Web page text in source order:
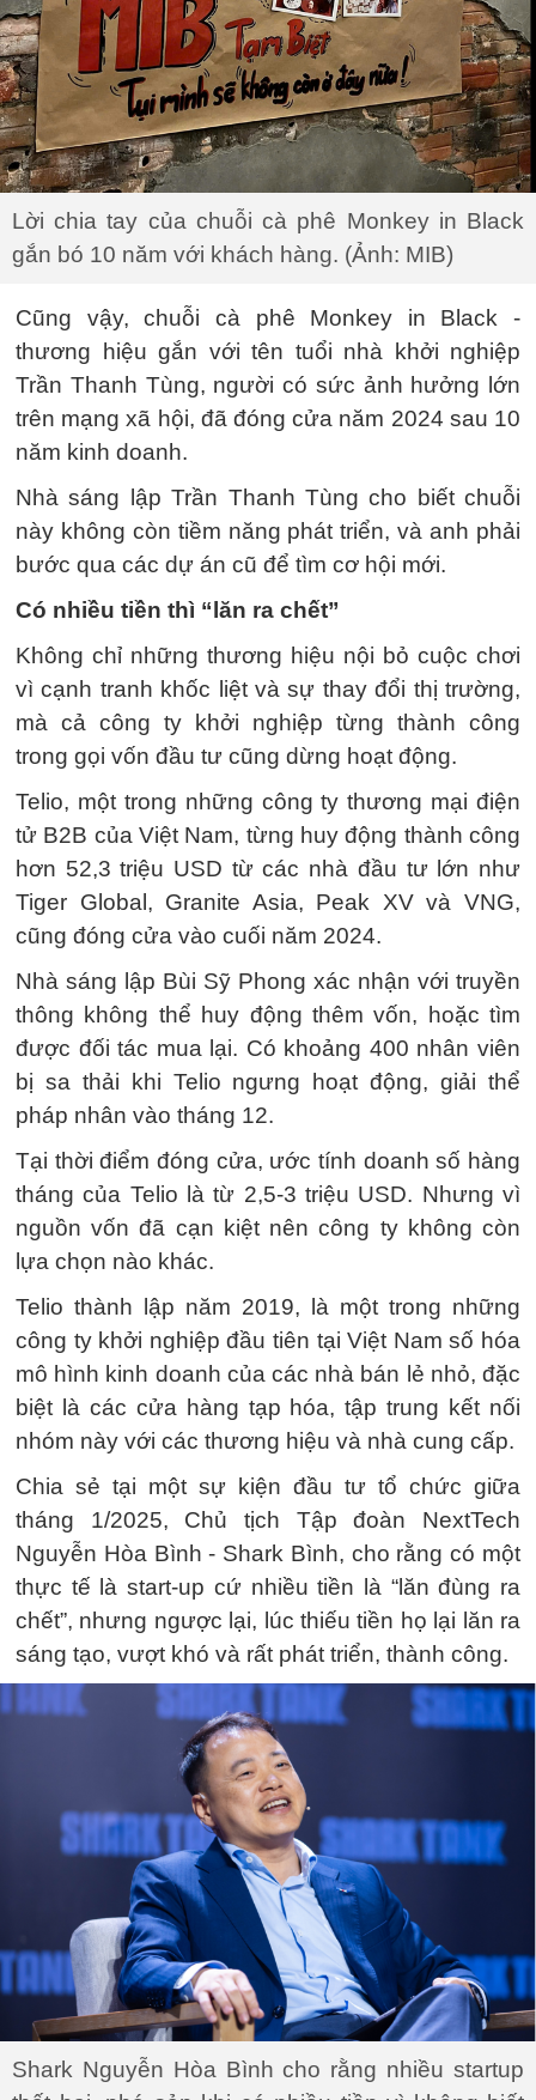
Lời chia tay của chuỗi cà phê Monkey in Black
gắn bó 10 năm với khách hàng. (Ảnh: MIB)
Cũng vậy, chuỗi cà phê Monkey in Black -
thương hiệu gắn với tên tuổi nhà khởi nghiệp
Trần Thanh Tùng, người có sức ảnh hưởng lớn
trên mạng xã hội, đã đóng cửa năm 2024 sau 10
năm kinh doanh.
Nhà sáng lập Trần Thanh Tùng cho biết chuỗi
này không còn tiềm năng phát triển, và anh phải
bước qua các dự án cũ để tìm cơ hội mới.
Có nhiều tiền thì “lăn ra chết”
Không chỉ những thương hiệu nội bỏ cuộc chơi
vì cạnh tranh khốc liệt và sự thay đổi thị trường,
mà cả công ty khởi nghiệp từng thành công
trong gọi vốn đầu tư cũng dừng hoạt động.
Telio, một trong những công ty thương mại điện
tử B2B của Việt Nam, từng huy động thành công
hơn 52,3 triệu USD từ các nhà đầu tư lớn như
Tiger Global, Granite Asia, Peak XV và VNG,
cũng đóng cửa vào cuối năm 2024.
Nhà sáng lập Bùi Sỹ Phong xác nhận với truyền
thông không thể huy động thêm vốn, hoặc tìm
được đối tác mua lại. Có khoảng 400 nhân viên
bị sa thải khi Telio ngưng hoạt động, giải thể
pháp nhân vào tháng 12.
Tại thời điểm đóng cửa, ước tính doanh số hàng
tháng của Telio là từ 2,5-3 triệu USD. Nhưng vì
nguồn vốn đã cạn kiệt nên công ty không còn
lựa chọn nào khác.
Telio thành lập năm 2019, là một trong những
công ty khởi nghiệp đầu tiên tại Việt Nam số hóa
mô hình kinh doanh của các nhà bán lẻ nhỏ, đặc
biệt là các cửa hàng tạp hóa, tập trung kết nối
nhóm này với các thương hiệu và nhà cung cấp.
Chia sẻ tại một sự kiện đầu tư tổ chức giữa
tháng 1/2025, Chủ tịch Tập đoàn NextTech
Nguyễn Hòa Bình - Shark Bình, cho rằng có một
thực tế là start-up cứ nhiều tiền là “lăn đùng ra
chết”, nhưng ngược lại, lúc thiếu tiền họ lại lăn ra
sáng tạo, vượt khó và rất phát triển, thành công.
Shark Nguyễn Hòa Bình cho rằng nhiều startup